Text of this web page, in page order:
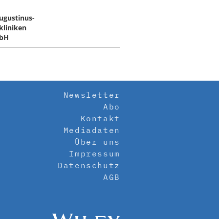
Newsletter
Abo
Kontakt
Mediadaten
Über uns
Impressum
Datenschutz
AGB